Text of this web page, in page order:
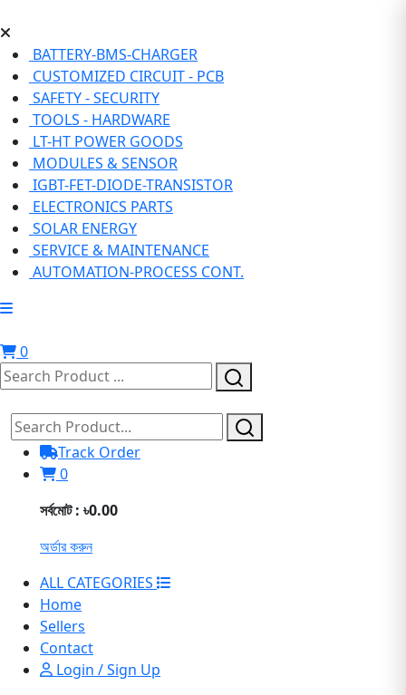
BATTERY-BMS-CHARGER
CUSTOMIZED CIRCUIT - PCB
SAFETY - SECURITY
TOOLS - HARDWARE
LT-HT POWER GOODS
MODULES & SENSOR
IGBT-FET-DIODE-TRANSISTOR
ELECTRONICS PARTS
SOLAR ENERGY
SERVICE & MAINTENANCE
AUTOMATION-PROCESS CONT.
0
Track Order
0
সর্বমোট : ৳0.00
অর্ডার করুন
ALL CATEGORIES
Home
Sellers
Contact
Login / Sign Up